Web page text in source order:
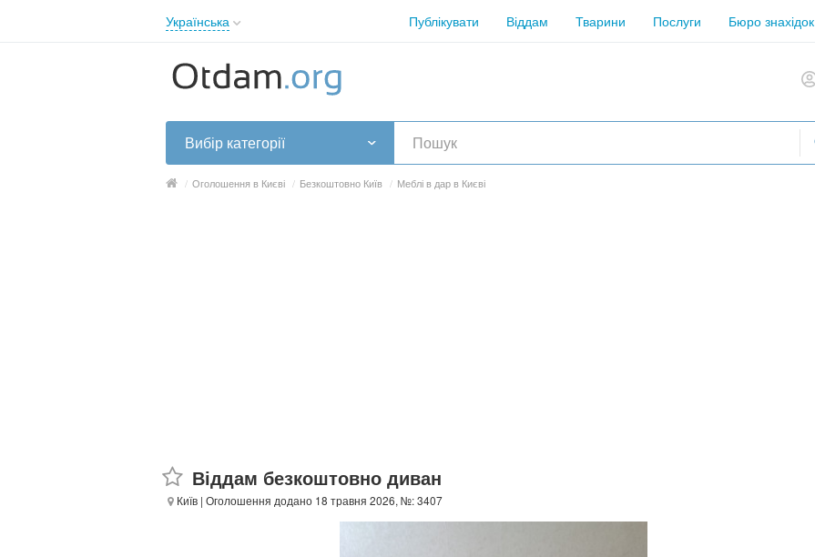
Українська
English
Русский
Українська
Публікувати Віддам Тварини Послуги Бюро знахідок
Вибір категорії
/ Оголошення в Києві / Безкоштовно Київ / Меблі в дар в Києві
Віддам безкоштовно диван
Київ | Оголошення додано 18 травня 2026, №: 3407